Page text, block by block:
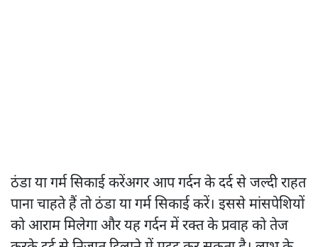
ठंडा या गर्म सिकाई करेंअगर आप गर्दन के दर्द से जल्दी राहत
पाना चाहते हैं तो ठंडा या गर्म सिकाई करें। इससे मांसपेशियों
को आराम मिलेगा और यह गर्दन में रक्त के प्रवाह को तेज